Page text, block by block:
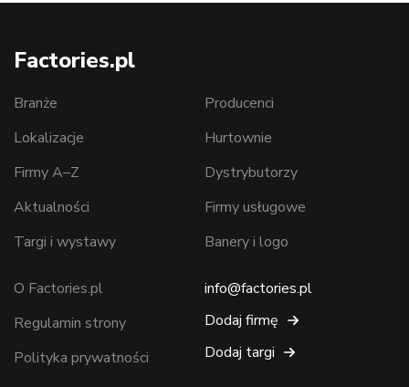
Factories.pl
Branże
Lokalizacje
Firmy A–Z
Aktualności
Targi i wystawy
Producenci
Hurtownie
Dystrybutorzy
Firmy usługowe
Banery i logo
O Factories.pl
Regulamin strony
Polityka prywatności
info@factories.pl
Dodaj firmę
Dodaj targi